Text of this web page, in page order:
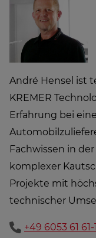
André Hensel ist
KREMER
Erfahrung bei
Fachwissen in
komplexer
Projekte mit
technischer
+49 6053 61 61-